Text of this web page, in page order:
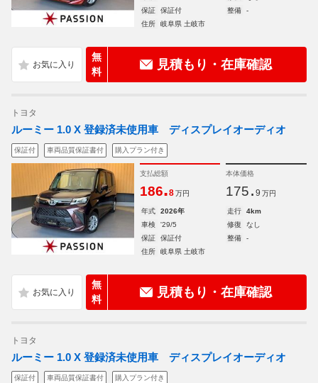
保証
保証付 整備
-
住所
岐阜県 土岐市
無
料
見積もり・在庫確認
トヨタ
ルーミー 1.0 X 登録済未使用車 ディスプレイオーディオ
保証付 車両品質保証書付 購入プラン付き
支払総額
186.8 万円
本体価格
175. 9 万円
年式 2026年 走行
4km
車検
'29/5 修復
なし
保証
保証付 整備
-
住所
岐阜県 土岐市
無
料
見積もり・在庫確認
トヨタ
ルーミー 1.0 X 登録済未使用車 ディスプレイオーディオ
保証付 車両品質保証書付 購入プラン付き